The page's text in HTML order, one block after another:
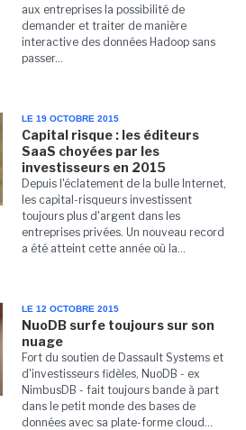
aux entreprises la possibilité de
demander et traiter de manière
interactive des données Hadoop sans
passer...
LE 19 OCTOBRE 2015
Capital risque : les éditeurs
SaaS choyées par les
investisseurs en 2015
Depuis l'éclatement de la bulle Internet,
les capital-risqueurs investissent
toujours plus d'argent dans les
entreprises privées. Un nouveau record
a été atteint cette année où la...
LE 12 OCTOBRE 2015
NuoDB surfe toujours sur son
nuage
Fort du soutien de Dassault Systems et
d'investisseurs fidèles, NuoDB - ex
NimbusDB - fait toujours bande à part
dans le petit monde des bases de
données avec sa plate-forme cloud...